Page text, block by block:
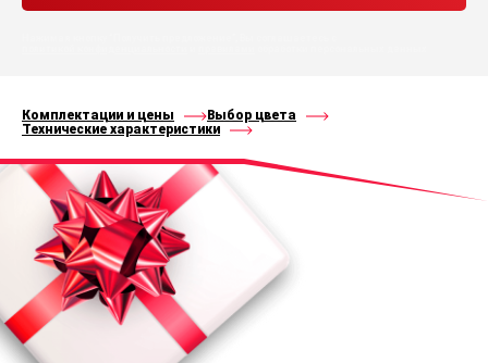
Комплектации и цены
Выбор цвета
Технические характеристики